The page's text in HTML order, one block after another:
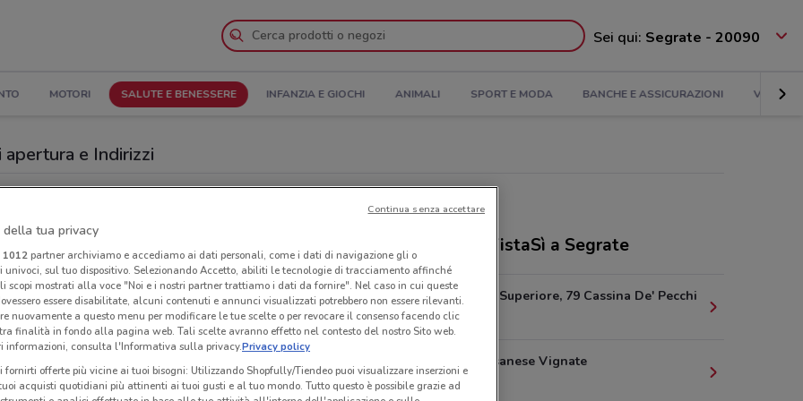
Sei qui: Segrate - 20090
MOTORI SALUTE E BENESSERE INFANZIA E GIOCHI ANIMALI SPORT E MODA BANCHE E ASSICURAZIONI VIAGGI
apertura e Indirizzi
Negozi Ottica VistaSì a Segrate
Negozi Ottica VistaSì a Segrate
Str. Padana Superiore, 79 Cassina De' Pecchi
5.3 km
Sp 103 Cassanese Vignate
6.1 km
della tua privacy
1012partner archiviamo e accediamo ai dati personali, come i dati di navigazione gli o
sul tuo dispositivo. Selezionando Accetto, abiliti le tecnologie di tracciamento affinché
scopi mostrati alla voce "Noi e i nostri partner trattiamo i dati da fornire". Nel caso in cui queste
essere disabilitate, alcuni contenuti e annunci visualizzati potrebbero non essere rilevanti.
nuovamente a questo menu per modificare le tue scelte o per revocare il consenso facendo clic
finalità in fondo alla pagina web. Tali scelte avranno effetto nel contesto del nostro Sito web.
informazioni, consulta l'Informativa sulla privacy.Privacy policy
fornirti offerte più vicine ai tuoi bisogni: Utilizzando Shopfully/Tiendeo puoi visualizzare inserzioni e
acquisti quotidiani più attinenti ai tuoi gusti e al tuo mondo. Tutto questo è possibile grazie ad
Continua senza accettare